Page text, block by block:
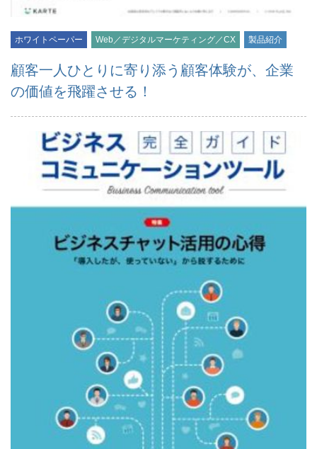
ホワイトペーパー Web／デジタルマーケティング／CX 製品紹介
顧客一人ひとりに寄り添う顧客体験が、企業
の価値を飛躍させる！